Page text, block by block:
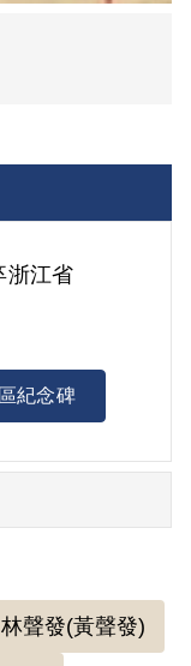
浙江省
紀念碑
林聲發(黃聲發)